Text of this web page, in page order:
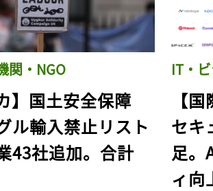
関・NGO
】国土安全保障
ル輸入禁止リスト
43社追加。合計
IT・
【
セキ
足。
ィ向